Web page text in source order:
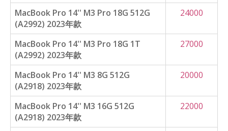
MacBook Pro 14'' M3 Pro 18G 512G
(A2992) 2023年款
24000
MacBook Pro 14'' M3 Pro 18G 1T
(A2992) 2023年款
27000
MacBook Pro 14'' M3 8G 512G
(A2918) 2023年款
20000
MacBook Pro 14'' M3 16G 512G
(A2918) 2023年款
22000